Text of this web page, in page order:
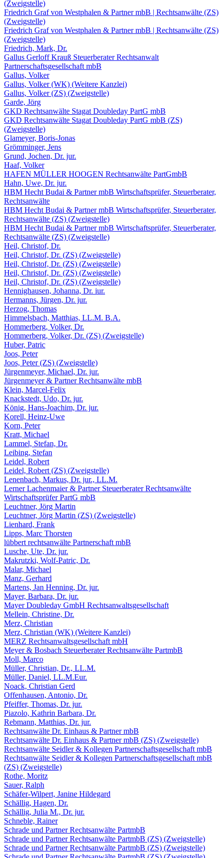
(Zweigstelle)
Friedrich Graf von Westphalen & Partner mbB | Rechtsanwälte (ZS)
(Zweigstelle)
Friedrich Graf von Westphalen & Partner mbB | Rechtsanwälte (ZS)
(Zweigstelle)
Friedrich, Mark, Dr.
Gallus Gerloff Krauß Steuerberater Rechtsanwalt
Partnerschaftsgesellschaft mbB
Gallus, Volker
Gallus, Volker (WK) (Weitere Kanzlei)
Gallus, Volker (ZS) (Zweigstelle)
Garde, Jörg
GKD Rechtsanwälte Stagat Doubleday PartG mbB
GKD Rechtsanwälte Stagat Doubleday PartG mbB (ZS)
(Zweigstelle)
Glameyer, Boris-Jonas
Grömminger, Jens
Grund, Jochen, Dr. jur.
Haaf, Volker
HAFEN MÜLLER HOOGEN Rechtsanwälte PartGmbB
Hahn, Uwe, Dr. jur.
HBM Hecht Budai & Partner mbB Wirtschaftsprüfer, Steuerberater,
Rechtsanwälte
HBM Hecht Budai & Partner mbB Wirtschaftsprüfer, Steuerberater,
Rechtsanwälte (ZS) (Zweigstelle)
HBM Hecht Budai & Partner mbB Wirtschaftsprüfer, Steuerberater,
Rechtsanwälte (ZS) (Zweigstelle)
Heil, Christof, Dr.
Heil, Christof, Dr. (ZS) (Zweigstelle)
Heil, Christof, Dr. (ZS) (Zweigstelle)
Heil, Christof, Dr. (ZS) (Zweigstelle)
Heil, Christof, Dr. (ZS) (Zweigstelle)
Hennighausen, Johanna, Dr. iur.
Hermanns, Jürgen, Dr. jur.
Herzog, Thomas
Himmelsbach, Matthias, LL.M. B.A.
Hommerberg, Volker, Dr.
Hommerberg, Volker, Dr. (ZS) (Zweigstelle)
Huber, Patric
Joos, Peter
Joos, Peter (ZS) (Zweigstelle)
Jürgenmeyer, Michael, Dr. jur.
Jürgenmeyer & Partner Rechtsanwälte mbB
Klein, Marcel-Felix
Knackstedt, Udo, Dr. jur.
König, Hans-Joachim, Dr. jur.
Korell, Heinz-Uwe
Korn, Peter
Kratt, Michael
Lammel, Stefan, Dr.
Leibing, Stefan
Leidel, Robert
Leidel, Robert (ZS) (Zweigstelle)
Lenenbach, Markus, Dr. jur., LL.M.
Lerner Lachenmaier & Partner Steuerberater Rechtsanwälte
Wirtschaftsprüfer PartG mbB
Leuchtner, Jörg Martin
Leuchtner, Jörg Martin (ZS) (Zweigstelle)
Lienhard, Frank
Lipps, Marc Thorsten
lübbert rechtsanwälte Partnerschaft mbB
Lusche, Ute, Dr. jur.
Makrutzki, Wolf-Patric, Dr.
Malar, Michael
Manz, Gerhard
Martens, Jan Henning, Dr. jur.
Mayer, Barbara, Dr. jur.
Mayer Doubleday GmbH Rechtsanwaltsgesellschaft
Mellein, Christine, Dr.
Merz, Christian
Merz, Christian (WK) (Weitere Kanzlei)
MERZ Rechtsanwaltsgesellschaft mbH
Meyer & Bosbach Steuerberater Rechtsanwälte PartmbB
Moll, Marco
Müller, Christian, Dr., LL.M.
Müller, Daniel, LL.M.Eur.
Noack, Christian Gerd
Offenhausen, Antonio, Dr.
Pfeiffer, Thomas, Dr. jur.
Piazolo, Kathrin Barbara, Dr.
Rebmann, Matthias, Dr. jur.
Rechtsanwälte Dr. Einhaus & Partner mbB
Rechtsanwälte Dr. Einhaus & Partner mbB (ZS) (Zweigstelle)
Rechtsanwälte Seidler & Kollegen Partnerschaftsgesellschaft mbB
Rechtsanwälte Seidler & Kollegen Partnerschaftsgesellschaft mbB
(ZS) (Zweigstelle)
Rothe, Moritz
Sauer, Ralph
Schäfer-Wilpert, Janine Hildegard
Schällig, Hagen, Dr.
Schällig, Julia M., Dr. jur.
Schneble, Rainer
Schrade und Partner Rechtsanwälte PartmbB
Schrade und Partner Rechtsanwälte PartmbB (ZS) (Zweigstelle)
Schrade und Partner Rechtsanwälte PartmbB (ZS) (Zweigstelle)